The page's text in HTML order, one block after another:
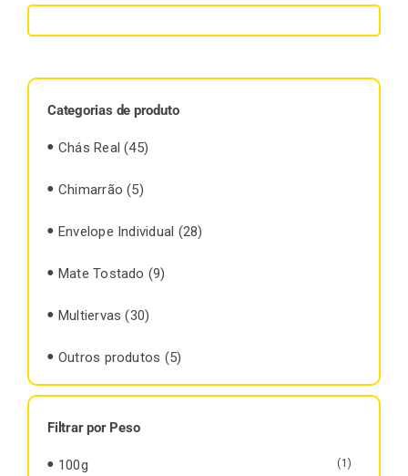
Categorias de produto
Chás Real (45)
Chimarrão (5)
Envelope Individual (28)
Mate Tostado (9)
Multiervas (30)
Outros produtos (5)
Filtrar por Peso
100g (1)